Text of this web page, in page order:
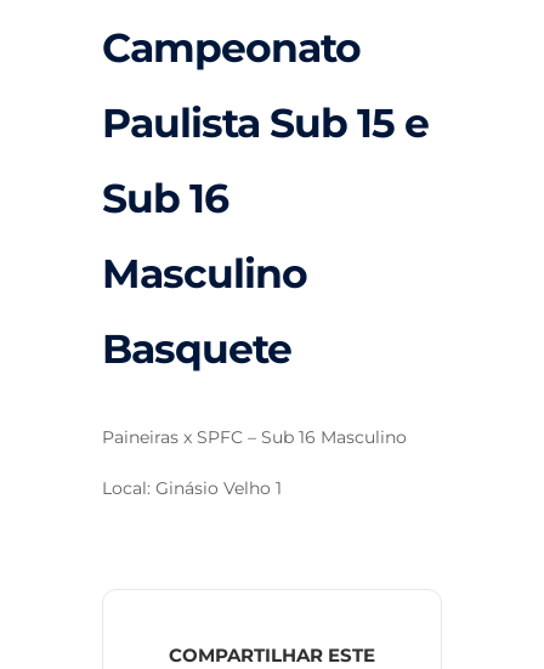
Campeonato
Paulista Sub 15 e
Sub 16
Masculino
Basquete
Paineiras x SPFC – Sub 16 Masculino
Local: Ginásio Velho 1
COMPARTILHAR ESTE